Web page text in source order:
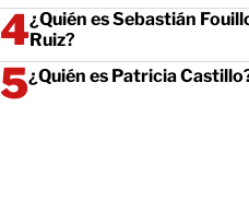
¿Quién es Sebastián
Ruiz?
¿Quién es Patricia